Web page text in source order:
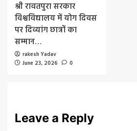
श्री रावतपुरा सरकार
विश्वविद्यालय में योग दिवस
पर दिव्यांग छात्रों का
सम्मान…
rakesh Yadav
June 23, 2026
0
Leave a Reply